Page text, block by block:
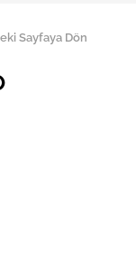
Sayfaya Dön